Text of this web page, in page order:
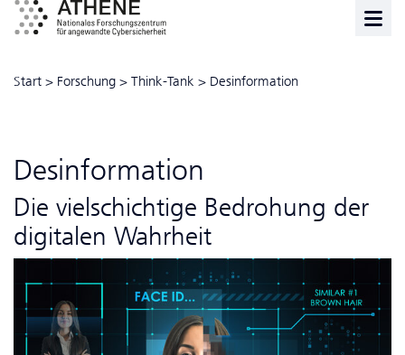
Start > Forschung > Think-Tank > Desinformation
Desinformation
Die vielschichtige Bedrohung der
digitalen Wahrheit